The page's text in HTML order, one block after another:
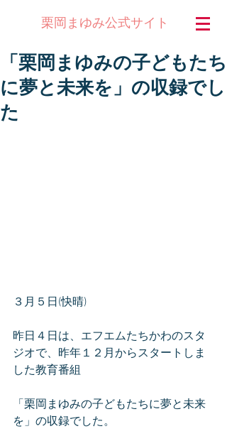
栗岡まゆみ公式サイト
「栗岡まゆみの子どもたち
に夢と未来を」の収録でし
た
３月５日(快晴)
昨日４日は、エフエムたちかわのスタ
ジオで、昨年１２月からスタートしま
した教育番組
「栗岡まゆみの子どもたちに夢と未来
を」の収録でした。